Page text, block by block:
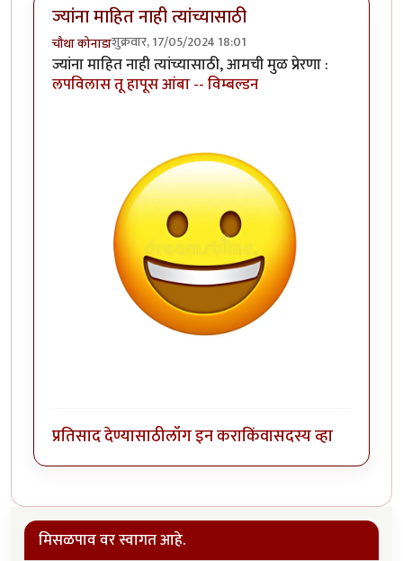
ज्यांना माहित नाही त्यांच्यासाठी
चौथा कोनाडाशुक्रवार, 17/05/2024 18:01
ज्यांना माहित नाही त्यांच्यासाठी, आमची मुळ प्रेरणा :
लपविलास तू हापूस आंबा -- विम्बल्डन
प्रतिसाद देण्यासाठीलॉग इन कराकिंवासदस्य व्हा
मिसळपाव वर स्वागत आहे.